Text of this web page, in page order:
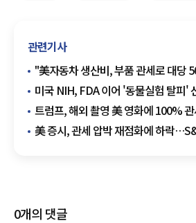
관련기사
"美자동차 생산비, 부품 관세로 대
수리비도 상승"
미국 NIH, FDA 이어 '동물실험 탈피'
예정
트럼프, 해외 촬영 美 영화에 100%
실효성 논란
美 증시, 관세 압박 재점화에 하락
0개의 댓글